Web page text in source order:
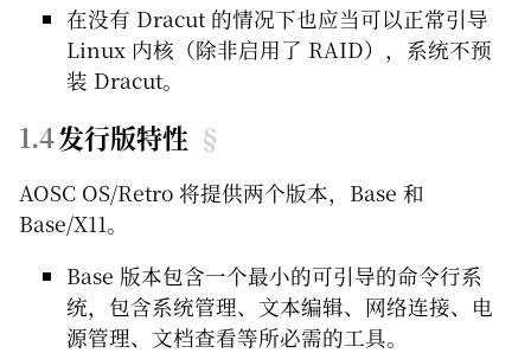
在没有 Dracut 的情况下也应当可以正常引导
Linux 内核（除非启用了 RAID），系统不预
装 Dracut。
发行版特性 §
AOSC OS/Retro 将提供两个版本，Base 和
Base/X11。
Base 版本包含一个最小的可引导的命令行系
统，包含系统管理、文本编辑、网络连接、电
源管理、文档查看等所必需的工具。